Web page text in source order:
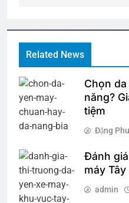
Related News
Chọn
năng?
tiệm
Đặng
Đánh
máy
admin